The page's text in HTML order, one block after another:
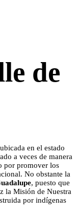
de
en el estado
a veces de manera
por promover los
No obstante la
, puesto que
la Misión de Nuestra
por indígenas